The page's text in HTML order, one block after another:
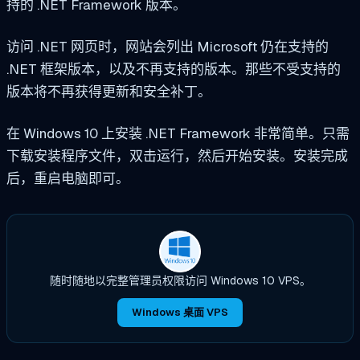
持的 .NET Framework 版本。
访问 .NET 网页时，网站会列出 Microsoft 仍在支持的
.NET 框架版本，以及不再支持的版本。那些不受支持的
版本将不再获得更新和安全补丁。
在 Windows 10 上安装 .NET Framework 非常简单。只需
下载安装程序文件，双击运行，然后开始安装。安装完成
后，重启电脑即可。
随时随地以完整管理员权限访问 Windows 10 VPS。
Windows 桌面 VPS